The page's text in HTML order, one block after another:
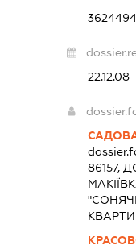
22.12.08
86157,